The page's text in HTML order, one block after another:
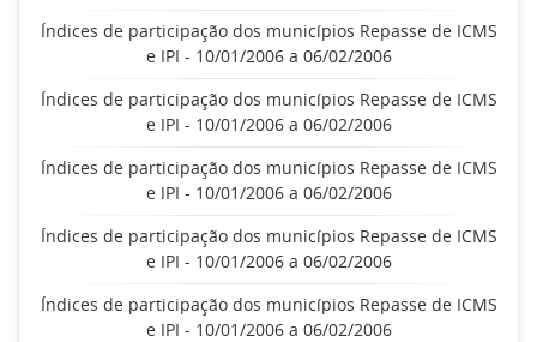
Índices de participação dos municípios Repasse de ICMS
e IPI - 10/01/2006 a 06/02/2006
Índices de participação dos municípios Repasse de ICMS
e IPI - 10/01/2006 a 06/02/2006
Índices de participação dos municípios Repasse de ICMS
e IPI - 10/01/2006 a 06/02/2006
Índices de participação dos municípios Repasse de ICMS
e IPI - 10/01/2006 a 06/02/2006
Índices de participação dos municípios Repasse de ICMS
e IPI - 10/01/2006 a 06/02/2006